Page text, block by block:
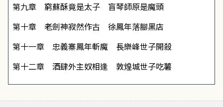
第九章 窮蘇酥竟是太子 盲琴師原是魔頭
第十章 老劍神寂然作古 徐鳳年落腳黑店
第十一章 忠義寨鳳年斬魔 長樂峰世子開殺
第十二章 酒肆外主奴相逢 敦煌城世子吃薯